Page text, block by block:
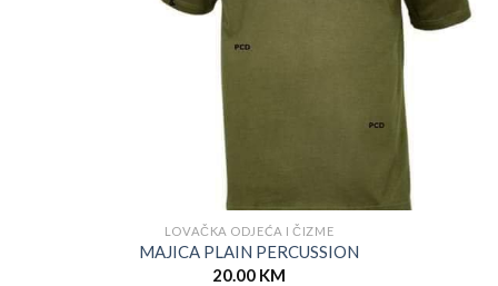
LOVAČKA ODJEĆA I ČIZME
MAJICA PLAIN PERCUSSION
20.00 KM